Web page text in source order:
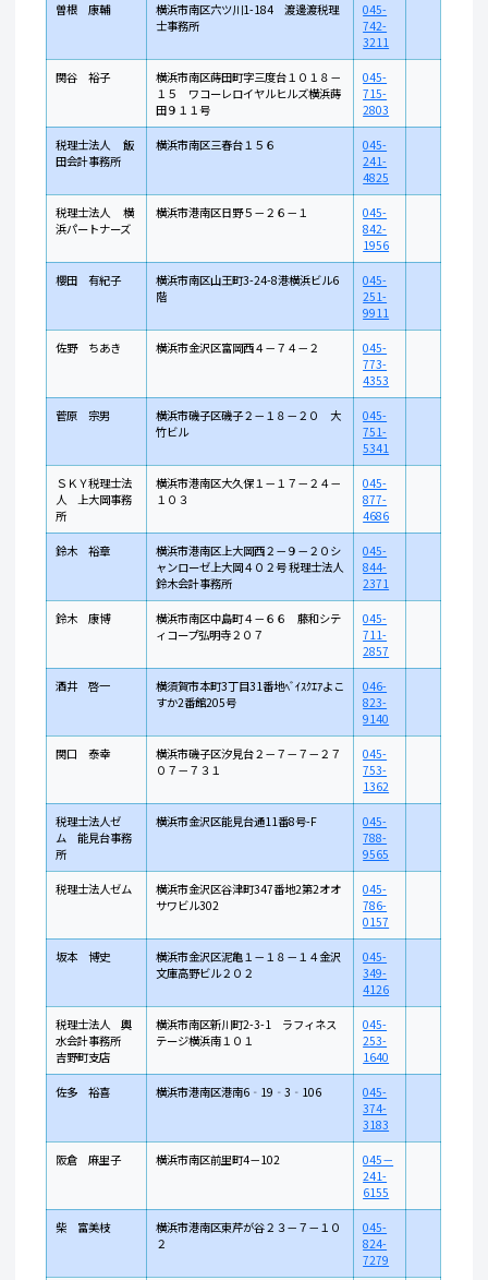
曽根 康輔
横浜市南区六ツ川1-184 渡邊渡税理
士事務所
045-
742-
3211
関谷 裕子
横浜市南区蒔田町字三度台１０１８－
１５ ワコーレロイヤルヒルズ横浜蒔
田９１１号
045-
715-
2803
税理士法人 飯
田会計事務所
横浜市南区三春台１５６
045-
241-
4825
税理士法人 横
浜パートナーズ
横浜市港南区日野５－２６－１
045-
842-
1956
櫻田 有紀子
横浜市南区山王町3-24-8港横浜ビル6
階
045-
251-
9911
佐野 ちあき 横浜市金沢区富岡西４－７４－２
045-
773-
4353
菅原 宗男
横浜市磯子区磯子２－１８－２０ 大
竹ビル
045-
751-
5341
ＳＫＹ税理士法
人 上大岡事務
所
横浜市港南区大久保１－１７－２４－
１０３
045-
877-
4686
鈴木 裕章
横浜市港南区上大岡西２－９－２０シ
ャンローゼ上大岡４０２号 税理士法人
鈴木会計事務所
045-
844-
2371
鈴木 康博
横浜市南区中島町４－６６ 藤和シテ
ィコープ弘明寺２０７
045-
711-
2857
酒井 啓一
横須賀市本町3丁目31番地ﾍﾞｲｽｸｴｱよこ
すか2番館205号
046-
823-
9140
関口 泰幸
横浜市磯子区汐見台２－７－７－２７
０７－７３１
045-
753-
1362
税理士法人ゼ
ム 能見台事務
所
横浜市金沢区能見台通11番8号-F
045-
788-
9565
税理士法人ゼム
横浜市金沢区谷津町347番地2第2オオ
サワビル302
045-
786-
0157
坂本 博史
横浜市金沢区泥亀１－１８－１４金沢
文庫高野ビル２０２
045-
349-
4126
税理士法人 輿
水会計事務所
吉野町支店
横浜市南区新川町2-3-1 ラフィネス
テージ横浜南１０１
045-
253-
1640
佐多 裕喜 横浜市港南区港南6‐19‐3‐106
045-
374-
3183
阪倉 麻里子 横浜市南区前里町4－102
045－
241-
6155
柴 富美枝
横浜市港南区東芹が谷２３－７－１０
２
045-
824-
7279